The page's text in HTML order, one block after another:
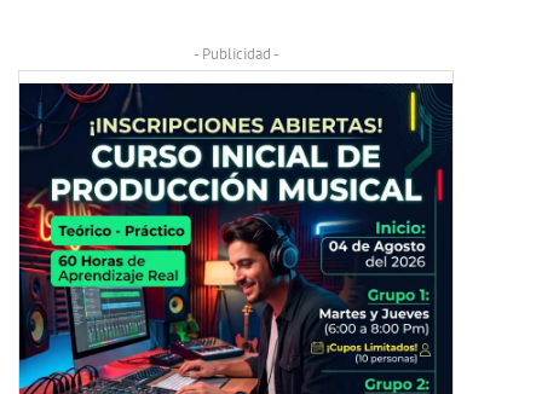
- Publicidad -